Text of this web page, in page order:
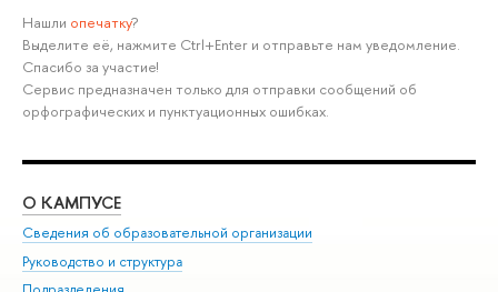
Нашли опечатку?
Выделите её, нажмите Ctrl+Enter и отправьте нам уведомление.
Спасибо за участие!
Сервис предназначен только для отправки сообщений об
орфографических и пунктуационных ошибках.
О КАМПУСЕ
Сведения об образовательной организации
Руководство и структура